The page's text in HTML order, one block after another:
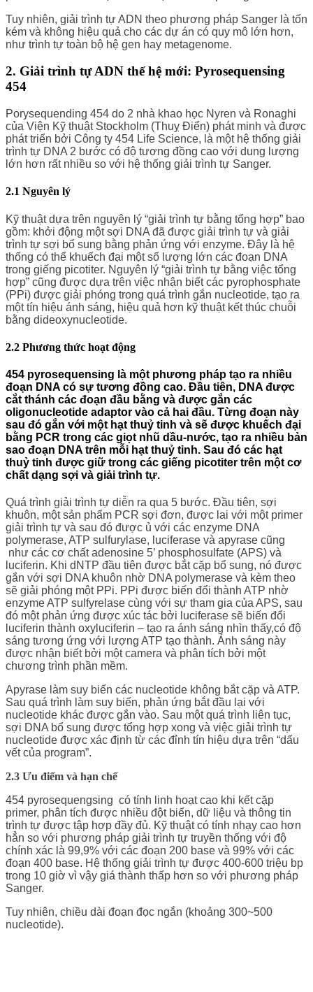
Tuy nhiên, giải trình tự ADN theo phương pháp Sanger là tốn
kém và không hiệu quả cho các dự án có quy mô lớn hơn,
như trình tự toàn bộ hệ gen hay metagenome.
2. Giải trình tự ADN thế hệ mới: Pyrosequensing
454
Porysequending 454 do 2 nhà khao học Nyren và Ronaghi
của Viện Kỹ thuật Stockholm (Thuỵ Điển) phát minh và được
phát triển bởi Công ty 454 Life Science, là một hệ thống giải
trình tự DNA 2 bước có độ tương đồng cao với dung lượng
lớn hơn rất nhiều so với hệ thống giải trình tự Sanger.
2.1 Nguyên lý
Kỹ thuật dựa trên nguyên lý “giải trình tự bằng tổng hợp” bao
gồm: khởi động một sợi DNA đã được giải trình tự và giải
trình tự sợi bổ sung bằng phản ứng với enzyme. Đây là hệ
thống có thể khuếch đại một số lượng lớn các đoạn DNA
trong giếng picotiter. Nguyên lý “giải trình tự bằng việc tổng
hợp” cũng được dựa trên việc nhận biết các pyrophosphate
(PPi) được giải phóng trong quá trình gắn nucleotide, tạo ra
một tín hiệu ánh sáng, hiệu quả hơn kỹ thuật kết thúc chuỗi
bằng dideoxynucleotide.
2.2 Phương thức hoạt động
454 pyrosequensing là một phương pháp tạo ra nhiều
đoạn DNA có sự tương đồng cao. Đầu tiên, DNA được
cắt thánh các đoạn đầu bằng và được gắn các
oligonucleotide adaptor vào cả hai đầu. Từng đoạn này
sau đó gắn với một hạt thuỷ tinh và sẽ được khuếch đại
bằng PCR trong các giọt nhũ dầu-nước, tạo ra nhiều bản
sao đoạn DNA trên mỗi hạt thuỷ tinh. Sau đó các hạt
thuỷ tinh được giữ trong các giếng picotiter trên một cơ
chất dạng sợi và giải trình tự.
Quá trình giải trình tự diễn ra qua 5 bước. Đầu tiên, sợi
khuôn, một sản phẩm PCR sợi đơn, được lai với một primer
giải trình tự và sau đó được ủ với các enzyme DNA
polymerase, ATP sulfurylase, luciferase và apyrase cũng
như các cơ chất adenosine 5’ phosphosulfate (APS) và
luciferin. Khi dNTP đầu tiên được bắt cặp bổ sung, nó được
gắn với sợi DNA khuôn nhờ DNA polymerase và kèm theo
sẽ giải phóng một PPi. PPi được biến đổi thành ATP nhờ
enzyme ATP sulfyrelase cùng với sự tham gia của APS, sau
đó một phản ứng được xúc tác bởi luciferase sẽ biến đổi
luciferin thành oxyluciferin – tạo ra ánh sáng nhìn thấy,có độ
sáng tương ứng với lượng ATP tạo thành. Ánh sáng này
được nhận biết bởi một camera và phân tích bởi một
chương trình phần mềm.
Apyrase làm suy biến các nucleotide không bắt cặp và ATP.
Sau quá trình làm suy biến, phản ứng bắt đầu lại với
nucleotide khác được gắn vào. Sau một quá trình liên tục,
sợi DNA bổ sung được tổng hợp xong và việc giải trình tự
nucleotide được xác định từ các đỉnh tín hiệu dựa trên “dấu
vết của program”.
2.3 Ưu điểm và hạn chế
454 pyrosequengsing có tính linh hoạt cao khi kết cặp
primer, phân tích được nhiều đột biến, dữ liệu và thông tin
trình tự được tập hợp đầy đủ. Kỹ thuật có tính nhạy cao hơn
hẳn so với phương pháp giải trình tự truyền thống với độ
chính xác là 99,9% với các đoạn 200 base và 99% với các
đoạn 400 base. Hệ thống giải trình tự được 400-600 triệu bp
trong 10 giờ vì vậy giá thành thấp hơn so với phương pháp
Sanger.
Tuy nhiên, chiều dài đoạn đọc ngắn (khoảng 300~500
nucleotide).